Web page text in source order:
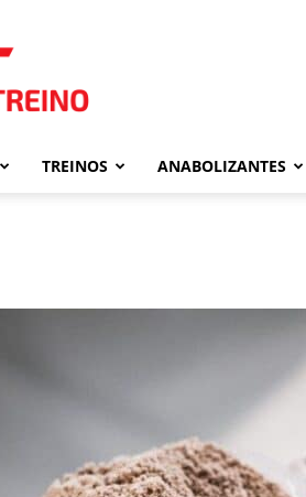
de
Treino
TREINOS ANABOLIZANTES